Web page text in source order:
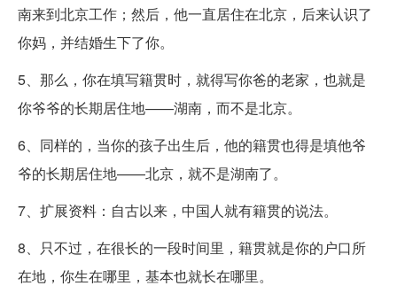
南来到北京工作；然后，他一直居住在北京，后来认识了
你妈，并结婚生下了你。
5、那么，你在填写籍贯时，就得写你爸的老家，也就是
你爷爷的长期居住地——湖南，而不是北京。
6、同样的，当你的孩子出生后，他的籍贯也得是填他爷
爷的长期居住地——北京，就不是湖南了。
7、扩展资料：自古以来，中国人就有籍贯的说法。
8、只不过，在很长的一段时间里，籍贯就是你的户口所
在地，你生在哪里，基本也就长在哪里。